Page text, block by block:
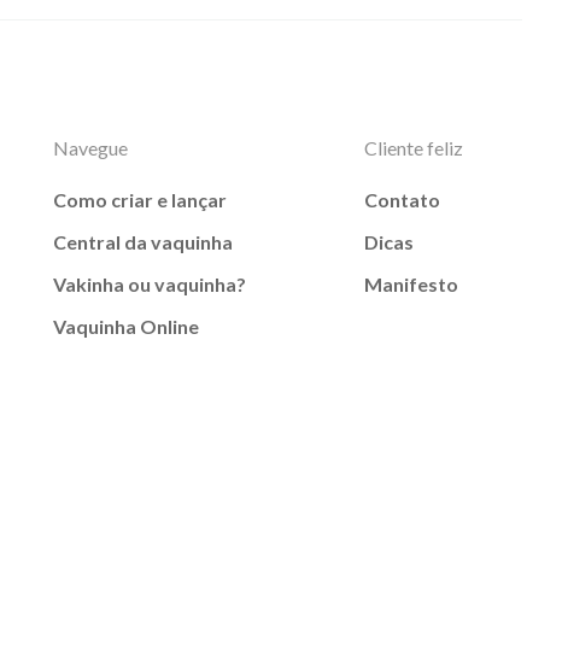
Navegue
Como criar e lançar
Central da vaquinha
Vakinha ou vaquinha?
Vaquinha Online
Cliente feliz
Contato
Dicas
Manifesto